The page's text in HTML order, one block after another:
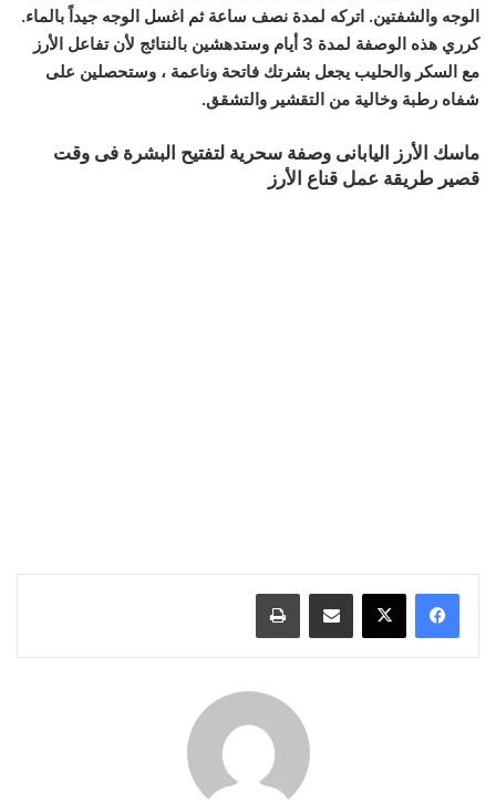
الوجه والشفتين. اتركه لمدة نصف ساعة ثم اغسل الوجه جيداً بالماء.
كرري هذه الوصفة لمدة 3 أيام وستدهشين بالنتائج لأن تفاعل الأرز
مع السكر والحليب يجعل بشرتك فاتحة وناعمة ، وستحصلين على
شفاه رطبة وخالية من التقشير والتشقق.
ماسك الأرز اليابانى وصفة سحرية لتفتيح البشرة فى وقت
قصير طريقة عمل قناع الأرز
مشاركة عبر البريد طباعة